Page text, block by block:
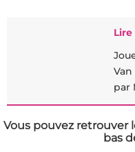
Lire
par
Vous pouvez retrouver
bas